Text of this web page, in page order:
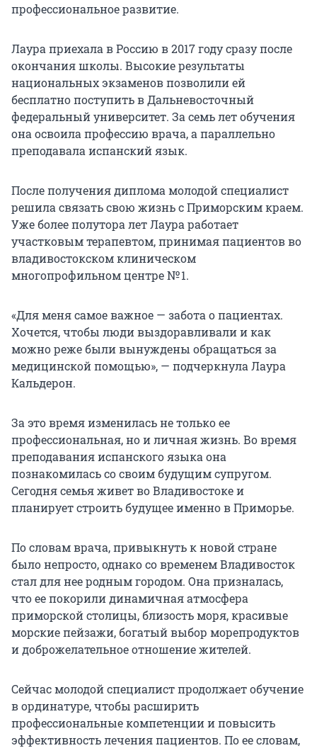
профессиональное развитие.
Лаура приехала в Россию в 2017 году сразу после
окончания школы. Высокие результаты
национальных экзаменов позволили ей
бесплатно поступить в Дальневосточный
федеральный университет. За семь лет обучения
она освоила профессию врача, а параллельно
преподавала испанский язык.
После получения диплома молодой специалист
решила связать свою жизнь с Приморским краем.
Уже более полутора лет Лаура работает
участковым терапевтом, принимая пациентов во
владивостокском клиническом
многопрофильном центре № 1.
«Для меня самое важное — забота о пациентах.
Хочется, чтобы люди выздоравливали и как
можно реже были вынуждены обращаться за
медицинской помощью», — подчеркнула Лаура
Кальдерон.
За это время изменилась не только ее
профессиональная, но и личная жизнь. Во время
преподавания испанского языка она
познакомилась со своим будущим супругом.
Сегодня семья живет во Владивостоке и
планирует строить будущее именно в Приморье.
По словам врача, привыкнуть к новой стране
было непросто, однако со временем Владивосток
стал для нее родным городом. Она призналась,
что ее покорили динамичная атмосфера
приморской столицы, близость моря, красивые
морские пейзажи, богатый выбор морепродуктов
и доброжелательное отношение жителей.
Сейчас молодой специалист продолжает обучение
в ординатуре, чтобы расширить
профессиональные компетенции и повысить
эффективность лечения пациентов. По ее словам,